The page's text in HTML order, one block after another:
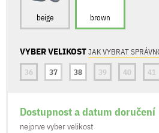
beige brown
VYBER VELIKOSTJAK VYBRAT
36
37 38 39 40 41
Dostupnost a datum doručení
nejprve vyber velikost